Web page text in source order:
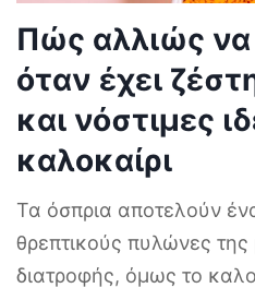
Πώς αλλιώς
όταν έχει
και νόστιμες
καλοκαίρι
Τα όσπρια αποτελούν
θρεπτικούς πυλώνες της
διατροφής, όμως το